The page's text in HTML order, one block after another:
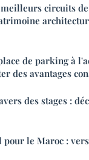
circuits
de parking à
des avantages
des stages :
pour le Maroc :